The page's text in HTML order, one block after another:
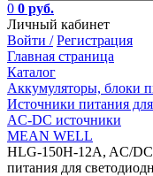
0 0 руб.
Личный кабинет
Войти / Регистрация
Главная страница
Каталог
Аккумуляторы, блоки
Источники питания
AC-DC источники
MEAN WELL
HLG-150H-12A, AC/
питания для